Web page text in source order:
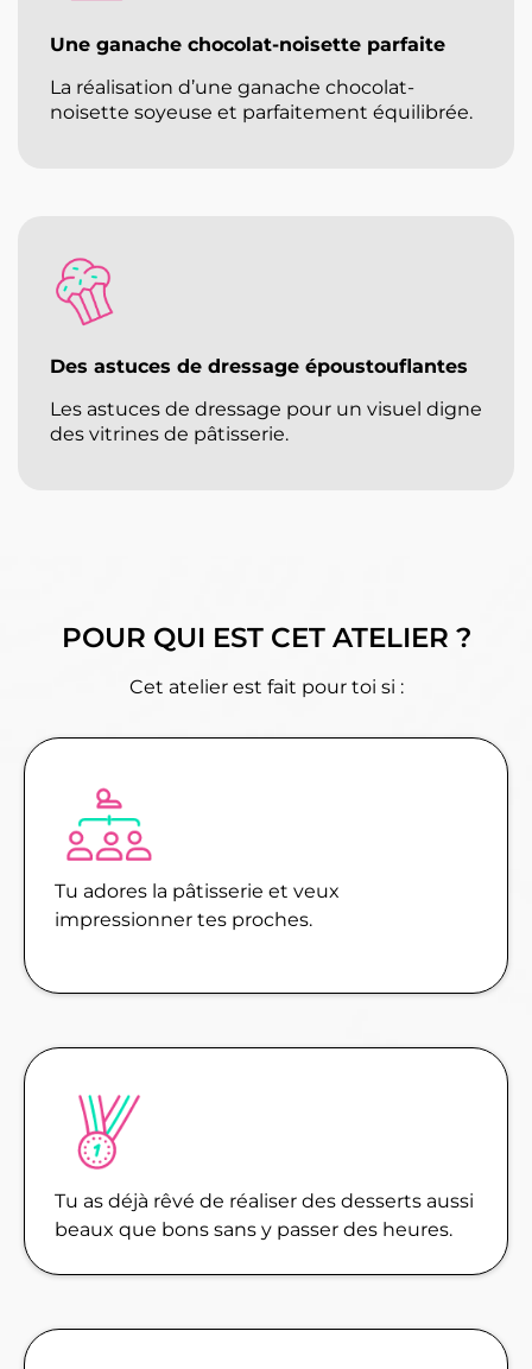
Une ganache chocolat-noisette parfaite
La réalisation d’une ganache chocolat-
noisette soyeuse et parfaitement équilibrée.
Des astuces de dressage époustouflantes
Les astuces de dressage pour un visuel digne
des vitrines de pâtisserie.
POUR QUI EST CET ATELIER ?
Cet atelier est fait pour toi si :
Tu adores la pâtisserie et veux
impressionner tes proches.
Tu as déjà rêvé de réaliser des desserts aussi
beaux que bons sans y passer des heures.